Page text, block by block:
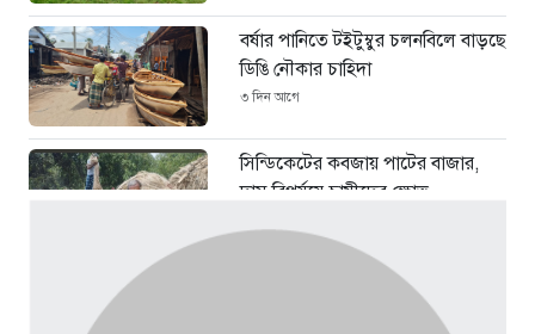
বর্ষার পানিতে টইটুম্বুর চলনবিলে বাড়ছে
ডিঙি নৌকার চাহিদা
৩ দিন আগে
সিন্ডিকেটের কবজায় পাটের বাজার,
দাম বিপর্যয়ে চাষীদের ক্ষোভ
শঙ্কিত জীবন-অনিরাপদ ব্যবসা প্রতিষ্ঠান
নিরাপত্তা চেয়ে ব্যবসায়ীর সংবাদ